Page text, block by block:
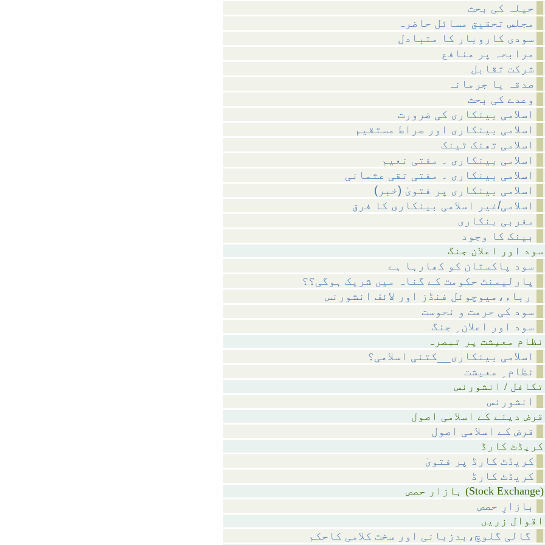
حیلہ کی بحث
مجلس تحقیق مسائل حاضرہ
سودی کاروبار کا متبادل
مرابحہ پر منافع
شرکت تقابل
صدقہ یا جرمانہ
وعدے کی بحث
اسلامی بینکاری کی ضرورت
اسلامی بینکاری اور صراط مستقیم
اسلامی تھنک ٹینک
اسلامی بینکاری ۔ مفتی نعیم
اسلامی بینکاری ۔ مفتی تقی عثمانی
(اسلامی بینکاری پر فتویٰ (خبر
اسلامی/غیر اسلامی بینکاری کا فرق
مغربی بنکاری
بینک کا وجود
سود پاکستان کو کھارہا ہے
پارلیمنٹ حکومت کے گناہ میں شریک ہوگی؟؟
سود کی حرمت و نحوست
سود اور اعلان ِ جنگ
اسلامی بینکاری__کتنی اسلامی؟
نظام ِ معیشت
انشورنس
قرض کے اسلامی اصول
کریڈٹ کارڈ پر فتویٰ
کریڈٹ کارڈ
بازار حصص (Stock Exchange)
بازارِ حصص